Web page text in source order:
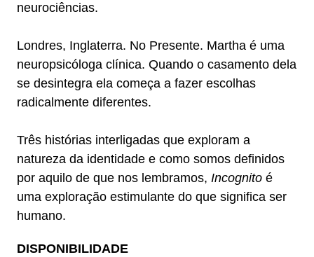
neurociências.
Londres, Inglaterra. No Presente. Martha é uma
neuropsicóloga clínica. Quando o casamento dela
se desintegra ela começa a fazer escolhas
radicalmente diferentes.
Três histórias interligadas que exploram a
natureza da identidade e como somos definidos
por aquilo de que nos lembramos, Incognitoé
uma exploração estimulante do que significa ser
humano.
DISPONIBILIDADE